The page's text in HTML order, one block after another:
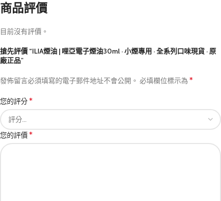
商品評價
目前沒有評價。
搶先評價 “ILIA煙油 | 哩亞電子煙油30ml · 小煙專用 · 全系列口味現貨 · 原
廠正品”
發佈留言必須填寫的電子郵件地址不會公開。 必填欄位標示為 *
您的評分*
您的評價*